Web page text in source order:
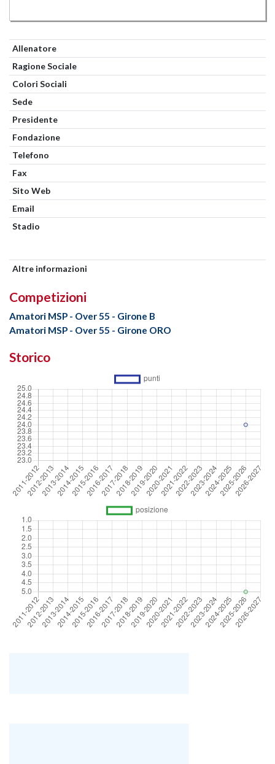
Allenatore
Ragione Sociale
Colori Sociali
Sede
Presidente
Fondazione
Telefono
Fax
Sito Web
Email
Stadio
Altre informazioni
Competizioni
Amatori MSP - Over 55 - Girone B
Amatori MSP - Over 55 - Girone ORO
Storico